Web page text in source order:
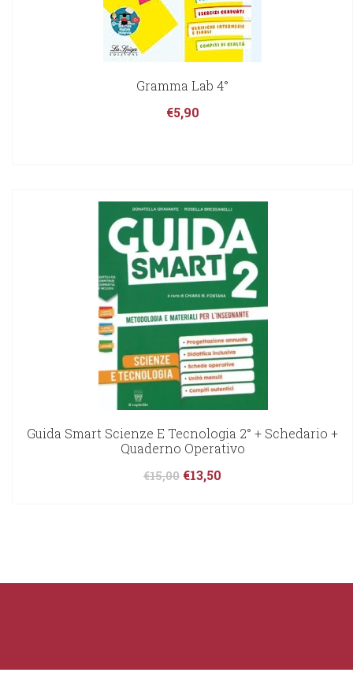
Gramma Lab 4°
€5,90
Guida Smart Scienze E Tecnologia 2° + Schedario +
Quaderno Operativo
€15,00 €13,50